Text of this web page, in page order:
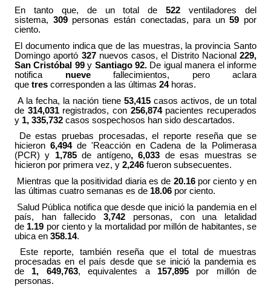
En tanto que, de un total de522
ventiladores del
sistema, 309personas están conectadas, para un59 por
ciento.
El documento indica que de las muestras, la provincia Santo
Domingo aportó 327nuevos casos, el Distrito Nacional 229,
San Cristóbal 99 y Santiago92. De igual manera el informe
notifica nuevefallecimientos, pero aclara
que tres corresponden a las últimas 24 horas.
A la fecha, la nación tiene 53,415 casos activos, de un total
de 314,031 registrados, con 256,874 pacientes recuperados
y 1, 335,732 casos sospechosos han sido descartados.
De estas pruebas procesadas, el reporte reseña que se
hicieron 6,494 de 'Reacción en Cadena de la Polimerasa
(PCR) y 1,785 de antígeno,6,033 de esas muestras se
hicieron por primera vez, y 2,246 fueron subsecuentes.
Mientras que la positividad diaria es de 20.16 por ciento y en
las últimas cuatro semanas es de 18.06 por ciento.
Salud Pública notifica que desde que inició la pandemia en el
país, han fallecido3,742
personas, con una letalidad
de 1.19 por ciento y la mortalidad por millón de habitantes, se
ubica en 358.14.
Este reporte, también reseña que el total de muestras
procesadas en el país desde que se inició la pandemia es
de 1, 649,763, equivalentes a 157,895
por millón de
personas.